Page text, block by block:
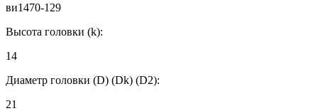
ви1470-129
Высота головки (k):
14
Диаметр головки (D) (Dk) (D2):
21